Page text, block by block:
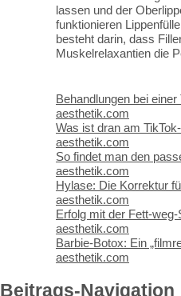
lassen und der
funktionieren
besteht darin, dass
Muskelrelaxantien die
Behandlungen bei
aesthetik.com
Was ist dran am
aesthetik.com
So findet man den
aesthetik.com
Hylase: Die Korrektur
aesthetik.com
Erfolg mit der Fett-
aesthetik.com
Barbie-Botox: Ein
aesthetik.com
Beitrags-Navigation